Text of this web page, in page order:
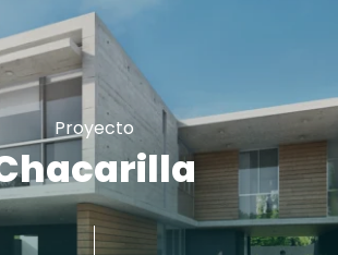
Proyecto